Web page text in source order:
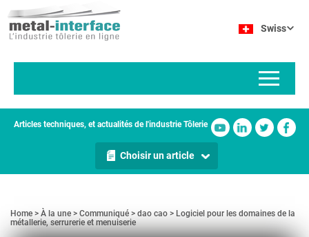
au
contenu
Swiss
Articles techniques, et actualités de l'industrie Tôlerie
Choisir un article
Home À la une Communiqué dao cao
Logiciel pour les domaines de la
métallerie, serrurerie et menuiserie